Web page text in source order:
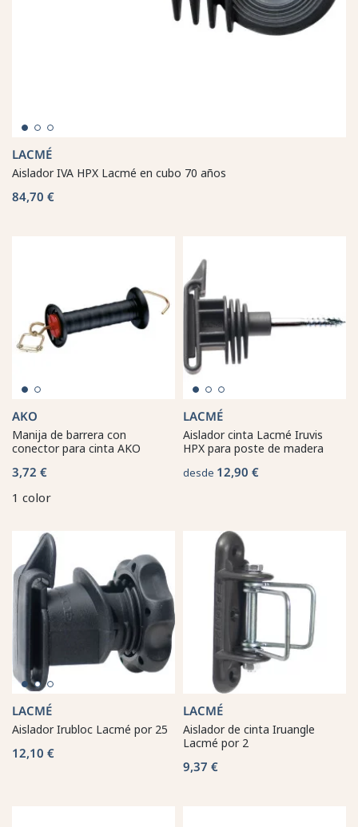
LACMÉ
Aislador IVA HPX Lacmé en cubo 70 años
84,70 €
AKO
Manija de barrera con
conector para cinta AKO
3,72 €
1 color
LACMÉ
Aislador cinta Lacmé Iruvis
HPX para poste de madera
desde 12,90 €
LACMÉ
Aislador Irubloc Lacmé por 25
12,10 €
LACMÉ
Aislador de cinta Iruangle
Lacmé por 2
9,37 €